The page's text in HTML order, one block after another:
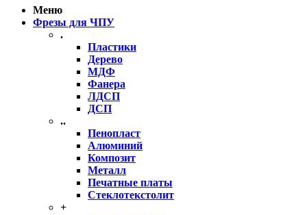
Меню
Фрезы для ЧПУ
.
Пластики
Дерево
МДФ
Фанера
ЛДСП
ДСП
..
Пенопласт
Алюминий
Композит
Металл
Печатные платы
Стеклотекстолит
+